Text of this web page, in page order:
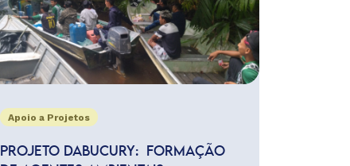
Apoio a Projetos
PROJETO DABUCURY: FORMAÇÃO